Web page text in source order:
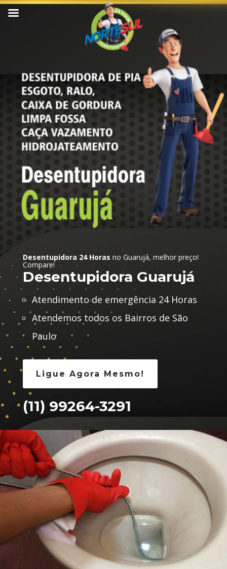
Desentupidora 24 Horas no Guarujá, melhor preço!
Compare!
Desentupidora Guarujá
Atendimento de emergência 24 Horas
Atendemos todos os Bairros de São
Paulo
Ligue Agora Mesmo!
(11) 99264-3291